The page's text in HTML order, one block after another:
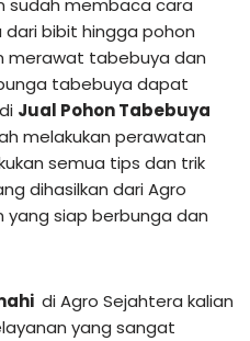
sudah membaca cara
bibit hingga pohon
merawat tabebuya dan
tabebuya dapat
Jual Pohon Tabebuya
melakukan perawatan
semua tips dan trik
dihasilkan dari Agro
siap berbunga dan
di Agro Sejahtera kalian
yang sangat